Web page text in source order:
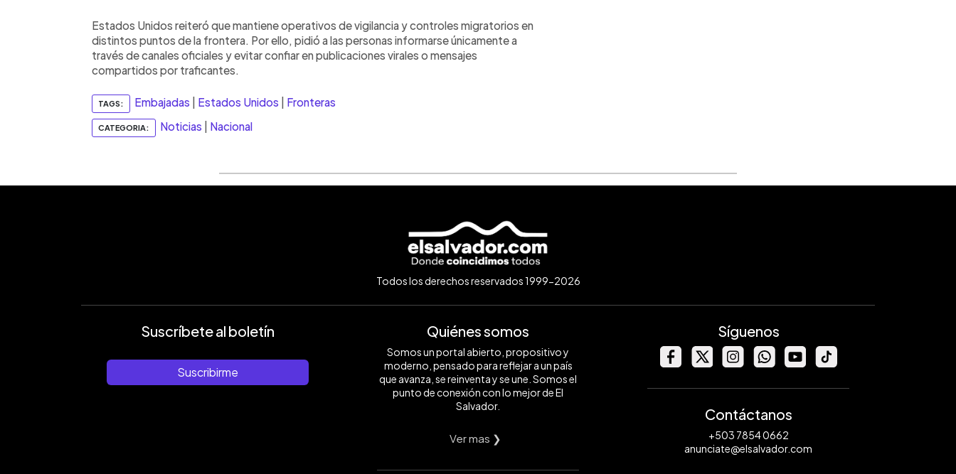
Estados Unidos reiteró que mantiene operativos de vigilancia y controles migratorios en
distintos puntos de la frontera. Por ello, pidió a las personas informarse únicamente a
través de canales oficiales y evitar confiar en publicaciones virales o mensajes
compartidos por traficantes.
TAGS: Embajadas Estados Unidos Fronteras
CATEGORIA: Noticias Nacional
Todos los derechos reservados 1999-2026
Suscríbete al boletín
Suscribirme
Quiénes somos
Somos un portal abierto, propositivo y
moderno, pensado para reflejar a un país
que avanza, se reinventa y se une. Somos el
punto de conexión con lo mejor de El
Salvador.
Ver mas ❯
Síguenos
Contáctanos
+503 7854 0662
anunciate@elsalvador.com